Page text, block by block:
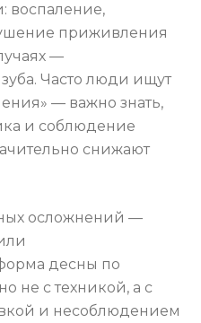
воспаление,
приживления
—
Часто люди ищут
— важно знать,
и соблюдение
снижают
осложнений —
десны по
не с техникой, а с
и несоблюдением